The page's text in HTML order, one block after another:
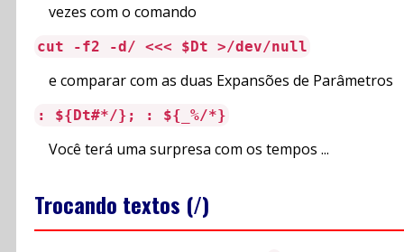
vezes com o comando
cut -f2 -d/ <<< $Dt >/dev/null
e comparar com as duas Expansões de Parâmetros
: ${Dt#*/}; : ${_%/*}
Você terá uma surpresa com os tempos ...
Trocando textos (/)